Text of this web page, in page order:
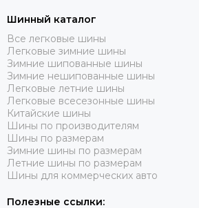
Шинный каталог
Все легковые шины
Легковые зимние шины
Зимние шипованные шины
Зимние нешипованные шины
Легковые летние шины
Легковые всесезонные шины
Китайские шины
Шины по производителям
Шины по размерам
Зимние шины по размерам
Летние шины по размерам
Шины для коммерческих авто
Полезные ссылки: